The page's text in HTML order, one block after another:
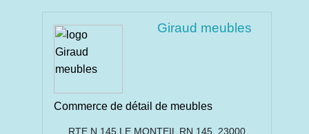
Giraud meubles
Commerce de détail de meubles
RTE N 145 LE MONTEIL RN 145, 23000